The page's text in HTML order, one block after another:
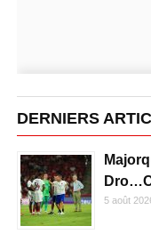
DERNIERS
5 août